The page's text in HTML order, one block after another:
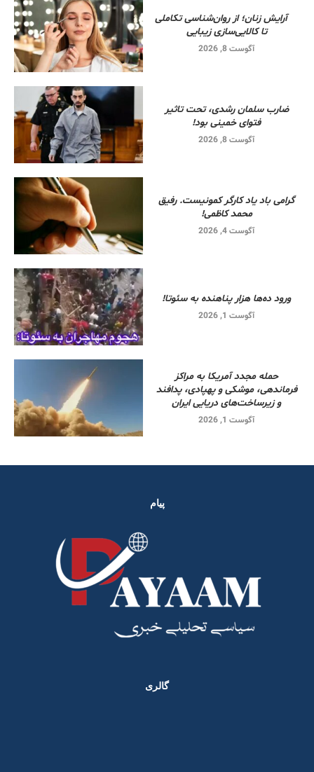
آرایش زنان؛ از روان‌شناسی تکاملی
تا کالایی‌سازی زیبایی
آگوست 8, 2026
ضارب سلمان رشدی، تحت تاثیر
فتوای خمینی بود!
آگوست 8, 2026
گرامی باد یاد کارگر کمونیست. رفیق
محمد کاظمی!
آگوست 4, 2026
ورود ده‌ها هزار پناهنده به سئوتا!
آگوست 1, 2026
حمله مجدد آمریکا به مراکز
فرماندهی، موشکی و پهپادی، پدافند
و زیرساخت‌های دریایی ایران
آگوست 1, 2026
پیام
گالری